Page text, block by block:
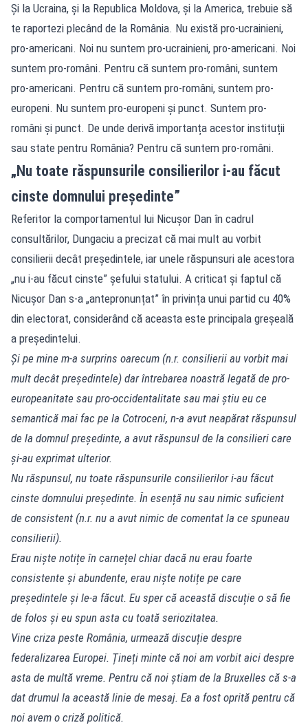
Și la Ucraina, și la Republica Moldova, și la America, trebuie să
te raportezi plecând de la România. Nu există pro-ucrainieni,
pro-americani. Noi nu suntem pro-ucrainieni, pro-americani. Noi
suntem pro-români. Pentru că suntem pro-români, suntem
pro-americani. Pentru că suntem pro-români, suntem pro-
europeni. Nu suntem pro-europeni și punct. Suntem pro-
români și punct. De unde derivă importanța acestor instituții
sau state pentru România? Pentru că suntem pro-români.
„Nu toate răspunsurile consilierilor i-au făcut
cinste domnului președinte”
Referitor la comportamentul lui Nicușor Dan în cadrul
consultărilor, Dungaciu a precizat că mai mult au vorbit
consilierii decât președintele, iar unele răspunsuri ale acestora
„nu i-au făcut cinste” șefului statului. A criticat și faptul că
Nicușor Dan s-a „antepronunțat” în privința unui partid cu 40%
din electorat, considerând că aceasta este principala greșeală
a președintelui.
Și pe mine m-a surprins oarecum (n.r. consilierii au vorbit mai
mult decât președintele) dar întrebarea noastră legată de pro-
europeanitate sau pro-occidentalitate sau mai știu eu ce
semantică mai fac pe la Cotroceni, n-a avut neapărat răspunsul
de la domnul președinte, a avut răspunsul de la consilieri care
și-au exprimat ulterior.
Nu răspunsul, nu toate răspunsurile consilierilor i-au făcut
cinste domnului președinte. În esență nu sau nimic suficient
de consistent (n.r. nu a avut nimic de comentat la ce spuneau
consilierii).
Erau niște notițe în carnețel chiar dacă nu erau foarte
consistente și abundente, erau niște notițe pe care
președintele și le-a făcut. Eu sper că această discuție o să fie
de folos și eu spun asta cu toată seriozitatea.
Vine criza peste România, urmează discuție despre
federalizarea Europei. Țineți minte că noi am vorbit aici despre
asta de multă vreme. Pentru că noi știam de la Bruxelles că s-a
dat drumul la această linie de mesaj. Ea a fost oprită pentru că
noi avem o criză politică.